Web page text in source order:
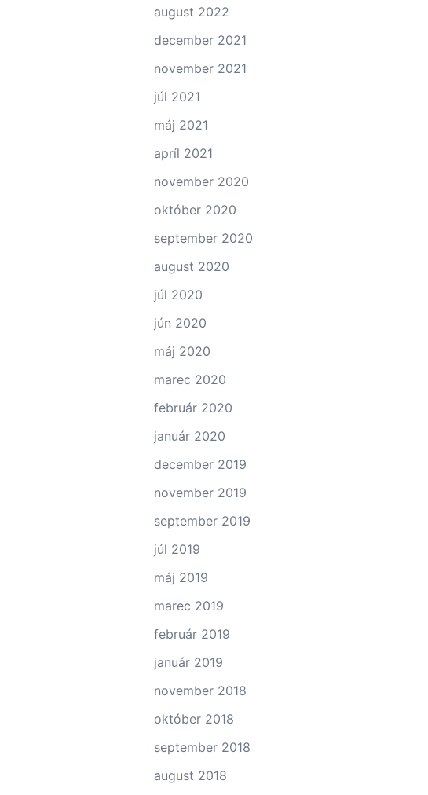
august 2022
december 2021
november 2021
júl 2021
máj 2021
apríl 2021
november 2020
október 2020
september 2020
august 2020
júl 2020
jún 2020
máj 2020
marec 2020
február 2020
január 2020
december 2019
november 2019
september 2019
júl 2019
máj 2019
marec 2019
február 2019
január 2019
november 2018
október 2018
september 2018
august 2018